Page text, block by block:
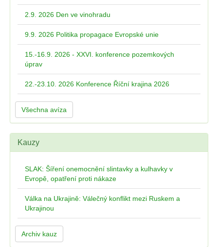
2.9. 2026 Den ve vinohradu
9.9. 2026 Politika propagace Evropské unie
15.-16.9. 2026 - XXVI. konference pozemkových
úprav
22.-23.10. 2026 Konference Říční krajina 2026
Všechna avíza
Kauzy
SLAK: Šíření onemocnění slintavky a kulhavky v
Evropě, opatření proti nákaze
Válka na Ukrajině: Válečný konflikt mezi Ruskem a
Ukrajinou
Archiv kauz